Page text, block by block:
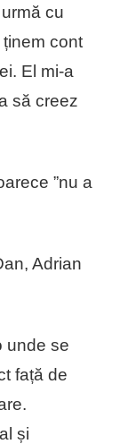
cu
cont
El mi-a
să creez
”nu a
Adrian
unde se
față de
și